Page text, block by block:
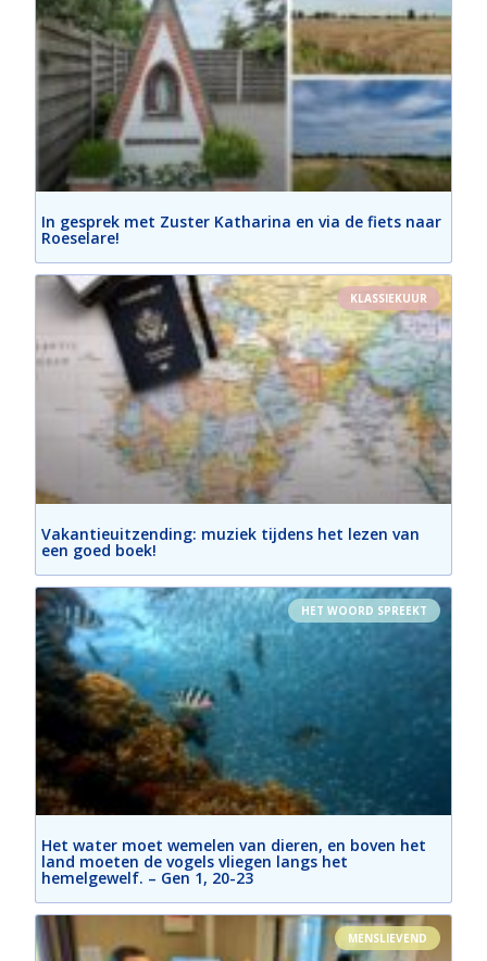
In gesprek met Zuster Katharina en via de fiets naar
Roeselare!
KLASSIEKUUR
Vakantieuitzending: muziek tijdens het lezen van
een goed boek!
HET WOORD SPREEKT
Het water moet wemelen van dieren, en boven het
land moeten de vogels vliegen langs het
hemelgewelf. – Gen 1, 20-23
MENSLIEVEND